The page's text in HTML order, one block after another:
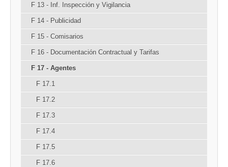
F 13 - Inf. Inspección y Vigilancia
F 14 - Publicidad
F 15 - Comisarios
F 16 - Documentación Contractual y Tarifas
F 17 - Agentes
F 17.1
F 17.2
F 17.3
F 17.4
F 17.5
F 17.6